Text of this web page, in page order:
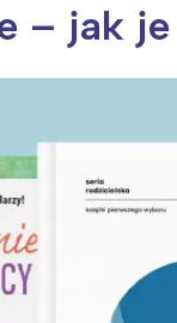
Kwitnąca wiśnia
– jak